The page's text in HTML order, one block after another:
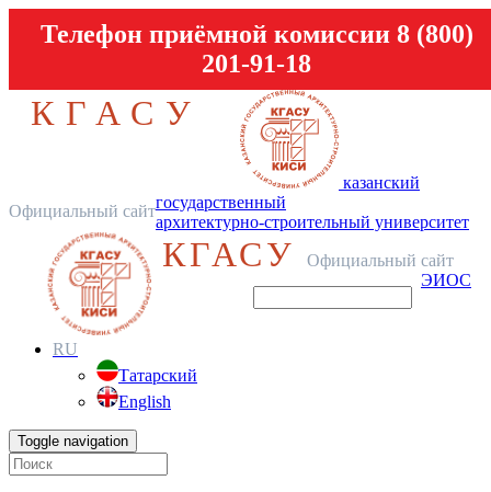
Телефон приёмной комиссии 8 (800)
201-91-18
КГАСУ
Официальный сайт
казанский
государственный
архитектурно-строительный университет
КГАСУ
Официальный сайт
ЭИОС
RU
Татарский
English
Toggle navigation